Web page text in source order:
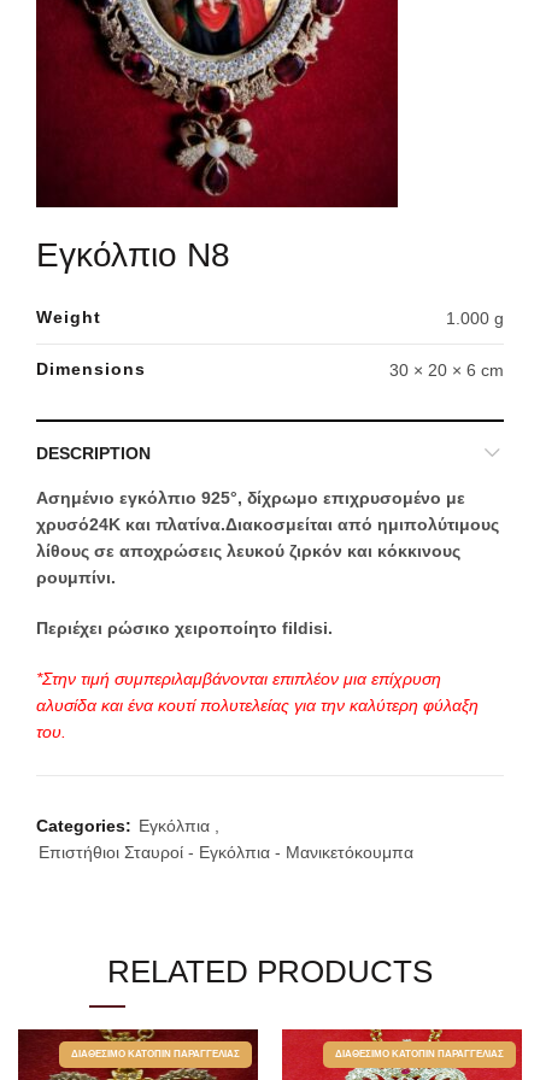
Εγκόλπιο Ν8
Weight 1.000 g
Dimensions 30 × 20 × 6 cm
DESCRIPTION
Ασημένιο εγκόλπιο 925°, δίχρωμο επιχρυσομένο με
χρυσό24Κ και πλατίνα.Διακοσμείται από ημιπολύτιμους
λίθους σε αποχρώσεις λευκού ζιρκόν και κόκκινους
ρουμπίνι.
Περιέχει ρώσικο χειροποίητο fildisi.
*Στην τιμή συμπεριλαμβάνονται επιπλέον μια επίχρυση
αλυσίδα και ένα κουτί πολυτελείας για την καλύτερη φύλαξη
του.
Categories: Εγκόλπια
Επιστήθιοι Σταυροί - Εγκόλπια - Μανικετόκουμπα
RELATED PRODUCTS
ΔΙΑΘΈΣΙΜΟ ΚΑΤΌΠΙΝ ΠΑΡΑΓΓΕΛΊΑΣ ΔΙΑΘΈΣΙΜΟ ΚΑΤΌΠΙΝ ΠΑΡΑΓΓΕΛΊΑΣ